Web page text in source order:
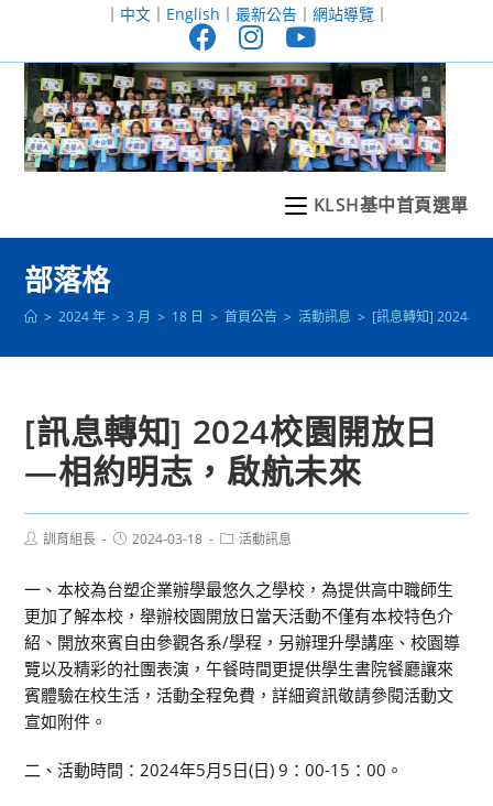
至
｜ 中文｜ English ｜ 最新公告｜ 網站導覽｜
KLSH基中首頁選單
部落格
> 2024 年 > 3 月 > 18 日 > 首頁公告 > 活動訊息 > [訊息轉知] 2024校
[訊息轉知] 2024校園開放日
—相約明志，啟航未來
Post訓育組長
Post2024-03-18
Post活動訊息
一、本校為台塑企業辦學最悠久之學校，為提供高中職師生
更加了解本校，舉辦校園開放日當天活動不僅有本校特色介
紹、開放來賓自由參觀各系/學程，另辦理升學講座、校園導
覽以及精彩的社團表演，午餐時間更提供學生書院餐廳讓來
賓體驗在校生活，活動全程免費，詳細資訊敬請參閱活動文
宣如附件。
二、活動時間：2024年5月5日(日) 9：00-15：00。